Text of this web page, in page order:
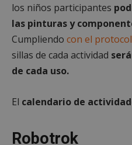
los niños participantes
las pinturas y
Cumpliendo con el
sillas de cada actividad
de cada uso.
El calendario de
Robotrok